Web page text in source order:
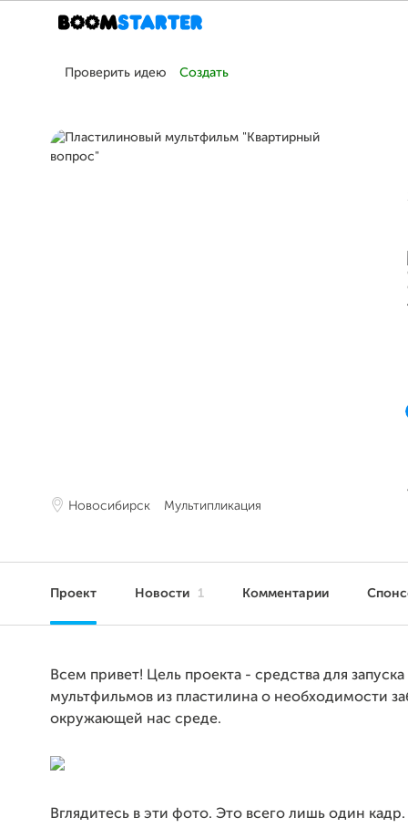
Проверить идею Создать
Новосибирск Мультипликация
Проект Новости 1 Комментарии
Всем привет! Цель проекта - средства для
мультфильмов из пластилина о необходимости
окружающей нас среде.
Вглядитесь в эти фото. Это всего лишь один